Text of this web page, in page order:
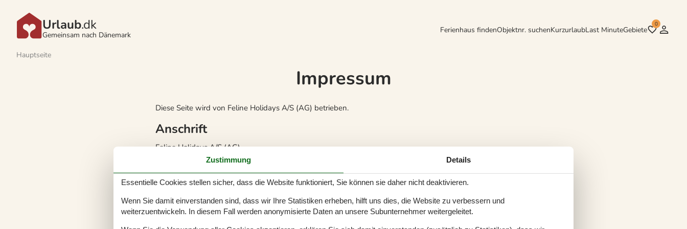
Urlaub.dk
Gemeinsam nach Dänemark
Ferienhaus findenObjektnr. suchenKurzurlaubLast MinuteGebiete
0
Hauptseite
Impressum
Diese Seite wird von Feline Holidays A/S (AG) betrieben.
Anschrift
Feline Holidays A/S (AG)
Nygade 8B, 2.th
DK-7400 Herning
Dänemark
Kontakt
Zustimmung Details
Essentielle Cookies stellen sicher, dass die Website funktioniert, Sie können sie daher nicht deaktivieren.
Wenn Sie damit einverstanden sind, dass wir Ihre Statistiken erheben, hilft uns dies, die Website zu verbessern und
weiterzuentwickeln. In diesem Fall werden anonymisierte Daten an unsere Subunternehmer weitergeleitet.